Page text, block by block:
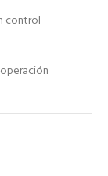
control